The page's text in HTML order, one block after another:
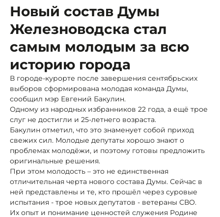
Новый состав Думы
Железноводска стал
самым молодым за всю
историю города
В городе-курорте после завершения сентябрьских
выборов сформирована молодая команда Думы,
сообщил мэр Евгений Бакулин.
Одному из народных избранников 22 года, а ещё трое
слуг не достигли и 25-летнего возраста.
Бакулин отметил, что это знаменует собой приход
свежих сил. Молодые депутаты хорошо знают о
проблемах молодёжи, и поэтому готовы предложить
оригинальные решения.
При этом молодость – это не единственная
отличительная черта нового состава Думы. Сейчас в
ней представлены и те, кто прошёл через суровые
испытания - трое новых депутатов - ветераны СВО.
Их опыт и понимание ценностей служения Родине